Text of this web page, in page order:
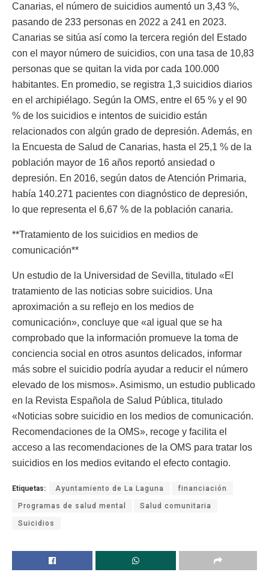
Canarias, el número de suicidios aumentó un 3,43 %,
pasando de 233 personas en 2022 a 241 en 2023.
Canarias se sitúa así como la tercera región del Estado
con el mayor número de suicidios, con una tasa de 10,83
personas que se quitan la vida por cada 100.000
habitantes. En promedio, se registra 1,3 suicidios diarios
en el archipiélago. Según la OMS, entre el 65 % y el 90
% de los suicidios e intentos de suicidio están
relacionados con algún grado de depresión. Además, en
la Encuesta de Salud de Canarias, hasta el 25,1 % de la
población mayor de 16 años reportó ansiedad o
depresión. En 2016, según datos de Atención Primaria,
había 140.271 pacientes con diagnóstico de depresión,
lo que representa el 6,67 % de la población canaria.
**Tratamiento de los suicidios en medios de
comunicación**
Un estudio de la Universidad de Sevilla, titulado «El
tratamiento de las noticias sobre suicidios. Una
aproximación a su reflejo en los medios de
comunicación», concluye que «al igual que se ha
comprobado que la información promueve la toma de
conciencia social en otros asuntos delicados, informar
más sobre el suicidio podría ayudar a reducir el número
elevado de los mismos». Asimismo, un estudio publicado
en la Revista Española de Salud Pública, titulado
«Noticias sobre suicidio en los medios de comunicación.
Recomendaciones de la OMS», recoge y facilita el
acceso a las recomendaciones de la OMS para tratar los
suicidios en los medios evitando el efecto contagio.
Etiquetas: Ayuntamiento de La Laguna financiación
Programas de salud mental Salud comunitaria
Suicidios